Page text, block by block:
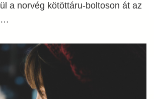
a norvég kötöttáru-boltoson át az